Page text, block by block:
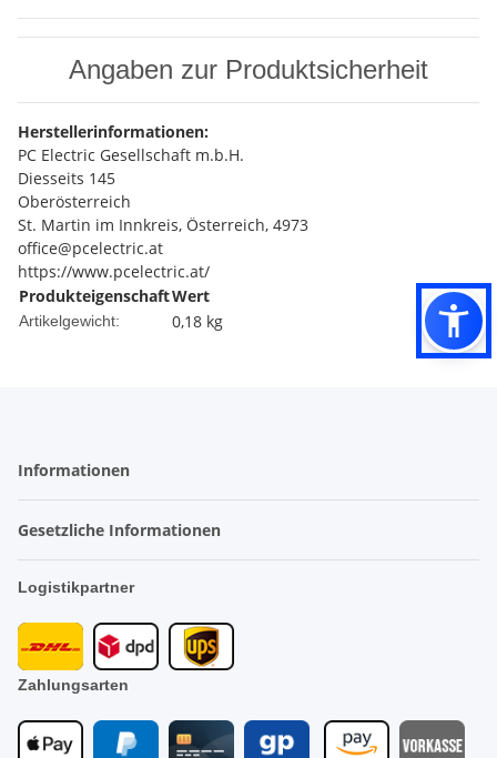
Angaben zur Produktsicherheit
Herstellerinformationen:
PC Electric Gesellschaft m.b.H.
Diesseits 145
Oberösterreich
St. Martin im Innkreis, Österreich, 4973
office@pcelectric.at
https://www.pcelectric.at/
ProdukteigenschaftWert
Artikelgewicht: 0,18 kg
Informationen
Gesetzliche Informationen
Logistikpartner
Zahlungsarten